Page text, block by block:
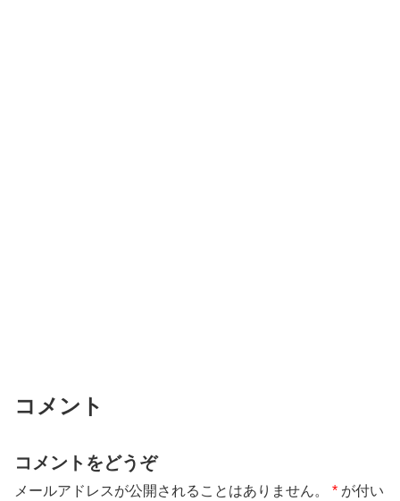
コメント
コメントをどうぞ
メールアドレスが公開されることはありません。 * が付い